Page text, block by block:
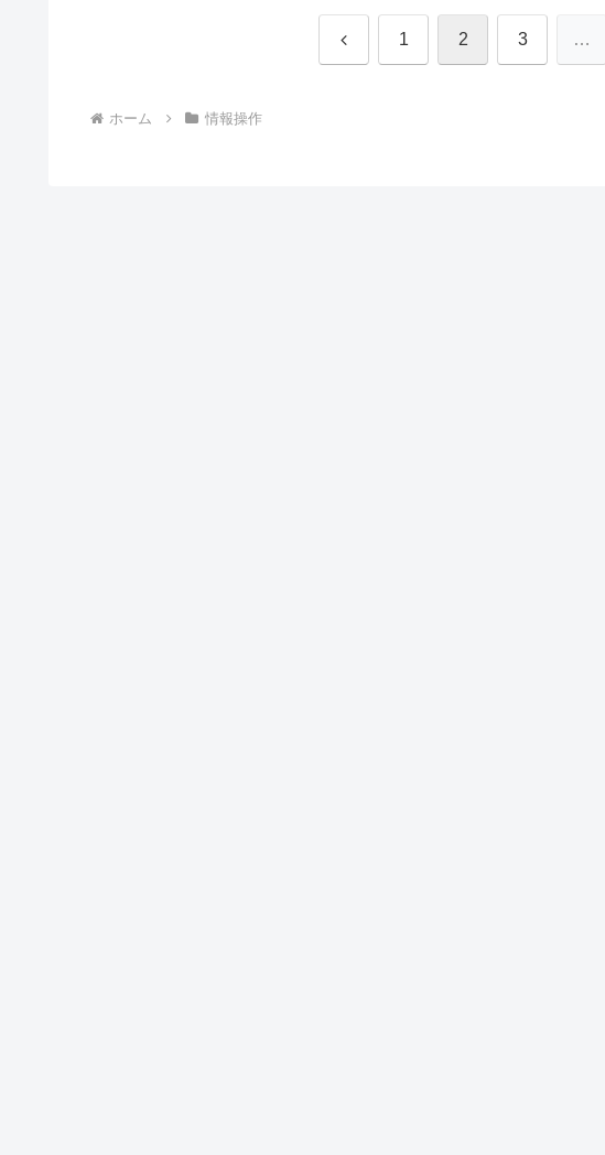
前 1 2 3 …
ホーム 情報操作